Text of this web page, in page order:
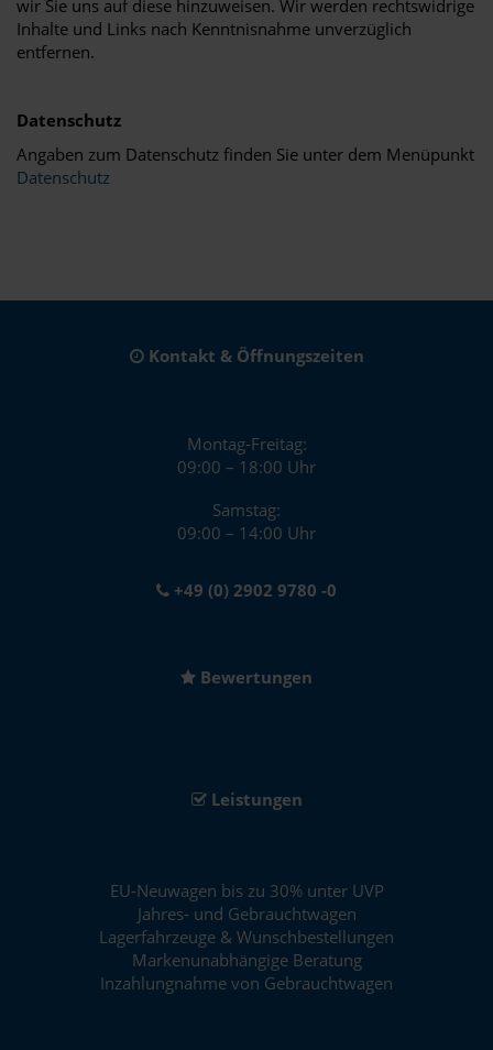
wir Sie uns auf diese hinzuweisen. Wir werden rechtswidrige
Inhalte und Links nach Kenntnisnahme unverzüglich
entfernen.
Datenschutz
Angaben zum Datenschutz finden Sie unter dem Menüpunkt
Datenschutz
Kontakt & Öffnungszeiten
Montag-Freitag:
09:00 – 18:00 Uhr
Samstag:
09:00 – 14:00 Uhr
+49 (0) 2902 9780 -0
Bewertungen
Leistungen
EU-Neuwagen bis zu 30% unter UVP
Jahres- und Gebrauchtwagen
Lagerfahrzeuge & Wunschbestellungen
Markenunabhängige Beratung
Inzahlungnahme von Gebrauchtwagen